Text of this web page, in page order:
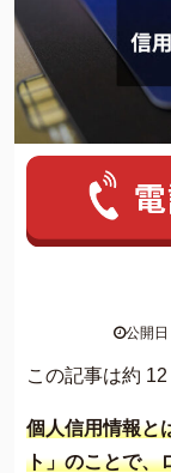
人気ワード: 20年
グリーン司
借金返済の専
無料相談の流
費用について
公開
この記事は約 12
個人信用情報と
ト」のことで、